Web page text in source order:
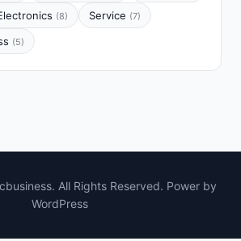
(8) Service (7)
(5)
All Rights Reserved. Power by
WordPress